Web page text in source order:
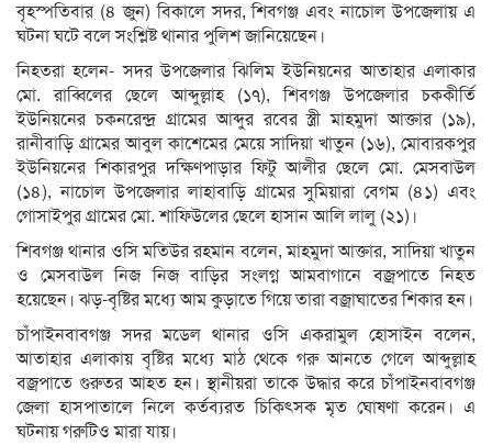
বৃহস্পতিবার (৪ জুন) বিকালে সদর, শিবগঞ্জ এবং নাচোল উপজেলায় এ
ঘটনা ঘটে বলে সংশ্লিষ্ট থানার পুলিশ জানিয়েছেন।
নিহতরা হলেন- সদর উপজেলার ঝিলিম ইউনিয়নের আতাহার এলাকার
মো. রাব্বিলের ছেলে আব্দুল্লাহ (১৭), শিবগঞ্জ উপজেলার চককীর্তি
ইউনিয়নের চকনরেন্দ্র গ্রামের আব্দুর রবের স্ত্রী মাহমুদা আক্তার (১৯),
রানীবাড়ি গ্রামের আবুল কাশেমের মেয়ে সাদিয়া খাতুন (১৬), মোবারকপুর
ইউনিয়নের শিকারপুর দক্ষিণপাড়ার ফিটু আলীর ছেলে মো. মেসবাউল
(১৪), নাচোল উপজেলার লাহাবাড়ি গ্রামের সুমিয়ারা বেগম (৪১) এবং
গোসাইপুর গ্রামের মো. শাফিউলের ছেলে হাসান আলি লালু (২১)।
শিবগঞ্জ থানার ওসি মতিউর রহমান বলেন, মাহমুদা আক্তার, সাদিয়া খাতুন
ও মেসবাউল নিজ নিজ বাড়ির সংলগ্ন আমবাগানে বজ্রপাতে নিহত
হয়েছেন। ঝড়-বৃষ্টির মধ্যে আম কুড়াতে গিয়ে তারা বজ্রাঘাতের শিকার হন।
চাঁপাইনবাবগঞ্জ সদর মডেল থানার ওসি একরামুল হোসাইন বলেন,
আতাহার এলাকায় বৃষ্টির মধ্যে মাঠ থেকে গরু আনতে গেলে আব্দুল্লাহ
বজ্রপাতে গুরুতর আহত হন। স্থানীয়রা তাকে উদ্ধার করে চাঁপাইনবাবগঞ্জ
জেলা হাসপাতালে নিলে কর্তব্যরত চিকিৎসক মৃত ঘোষণা করেন। এ
ঘটনায় গরুটিও মারা যায়।